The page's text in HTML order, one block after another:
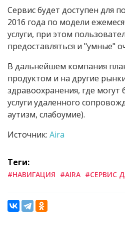
Сервис будет доступен для
2016 года по модели
услуги, при этом
предоставляться и "умные"
В дальнейшем компания
продуктом и на другие
здравоохранения, где
услуги удаленного
аутизм, слабоумие).
Источник: Aira
Теги:
#НАВИГАЦИЯ #AIRA #СЕРВИС